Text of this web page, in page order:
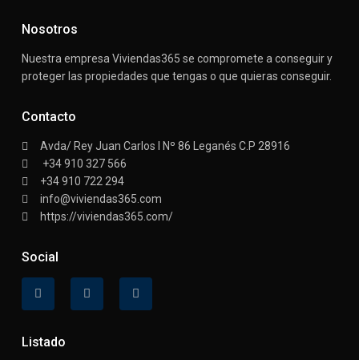
Nosotros
Nuestra empresa Viviendas365 se compromete a conseguir y
proteger las propiedades que tengas o que quieras conseguir.
Contacto
Avda/ Rey Juan Carlos I Nº 86 Leganés C.P 28916
+34 910 327 566
+34 910 722 294
info@viviendas365.com
https://viviendas365.com/
Social
Listado